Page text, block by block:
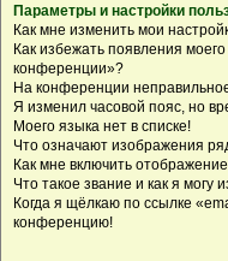
Параметры и настройки
Как мне изменить мои
Как избежать появления
конференции»?
На конференции
Я изменил часовой пояс, но
Моего языка нет в списке!
Что означают изображения
Как мне включить
Что такое звание и как я могу
Когда я щёлкаю по ссылке
конференцию!